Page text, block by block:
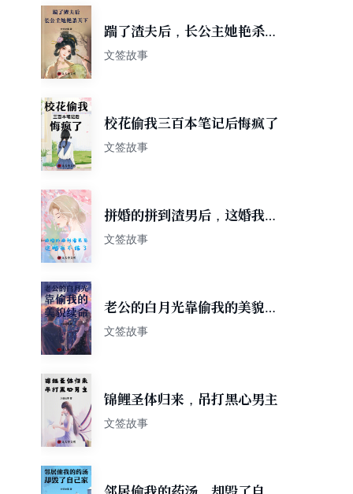
踹了渣夫后，长公主她艳杀天
下
文签故事
校花偷我三百本笔记后悔疯了
文签故事
拼婚的拼到渣男后，这婚我不
结了
文签故事
老公的白月光靠偷我的美貌续
命
文签故事
锦鲤圣体归来，吊打黑心男主
文签故事
邻居偷我的药汤，却毁了自己